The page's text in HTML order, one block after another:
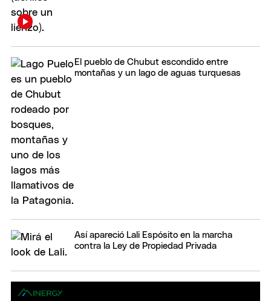
El pueblo de Chubut escondido entre
montañas y un lago de aguas turquesas
Así apareció Lali Espósito en la marcha
contra la Ley de Propiedad Privada